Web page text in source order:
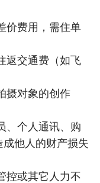
价费用，需住单
返交通费（如飞
摄对象的创作
、个人通讯、购
他人的财产损失
控或其它人力不